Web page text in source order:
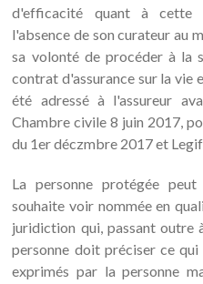
d'efficacité quant à cette
l'absence de son curateur au
sa volonté de procéder à la
contrat d'assurance sur la vie
été adressé à l'assureur
Chambre civile 8 juin 2017,
du 1er déczmbre 2017 et
La personne protégée
souhaite voir nommée en
juridiction qui, passant outre
personne doit préciser ce
exprimés par la personne